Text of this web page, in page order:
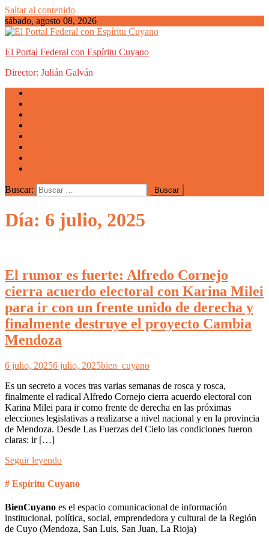
Saltar al contenido
sábado, agosto 08, 2026
El Portal Federal con Espíritu Cuyano
Director: Julián Galván
Buscar:
Día: 6 julio, 2025
El rumor es fuerte: Alfredo Cornejo
cierra acuerdo electoral con Karina Milei
para ir con un frente unido de derecha y
finalmente destruye el proyecto Cambia
Mendoza
6 julio, 20256 julio, 2025bien_cuyano
Es un secreto a voces tras varias semanas de rosca y rosca,
finalmente el radical Alfredo Cornejo cierra acuerdo electoral con
Karina Milei para ir como frente de derecha en las próximas
elecciones legislativas a realizarse a nivel nacional y en la provincia
de Mendoza. Desde Las Fuerzas del Cielo las condiciones fueron
claras: ir […]
Seguir leyendo
# Espíritu Cuyano
BienCuyano es el espacio comunicacional de información
institucional, política, social, emprendedora y cultural de la Región
de Cuyo (Mendoza, San Luis, San Juan, La Rioja)